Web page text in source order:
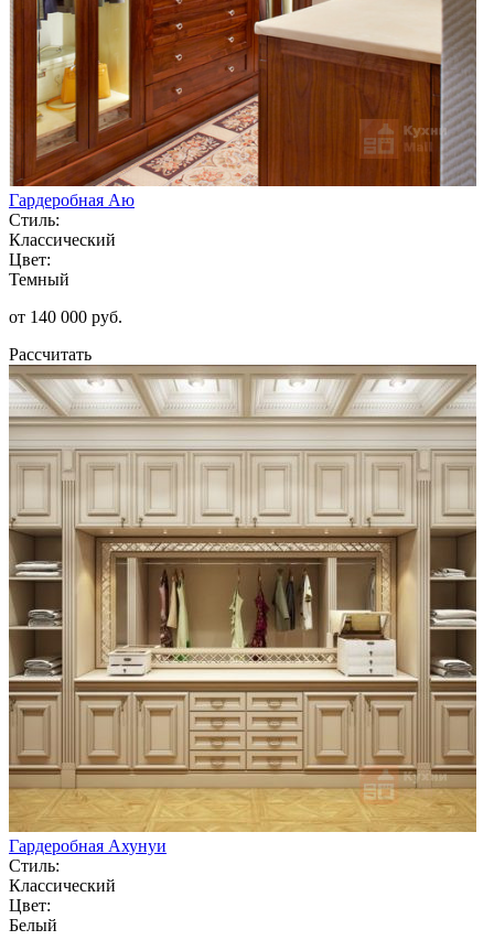
Гардеробная Аю
Стиль:
Классический
Цвет:
Темный
от 140 000 руб.
Рассчитать
Гардеробная Ахунуи
Стиль:
Классический
Цвет:
Белый